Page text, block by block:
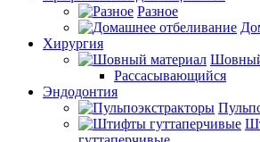
Разное
Хирургия
Рассасывающийся
Эндодонтия